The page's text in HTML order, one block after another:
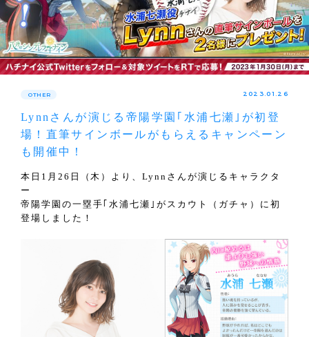
OTHER 2023.01.26
Lynnさんが演じる帝陽学園｢水浦七瀬｣が初登
場！直筆サインボールがもらえるキャンペーン
も開催中！
本日1月26日（木）より、Lynnさんが演じるキャラクタ
ー
帝陽学園の一塁手｢水浦七瀬｣がスカウト（ガチャ）に初
登場しました！